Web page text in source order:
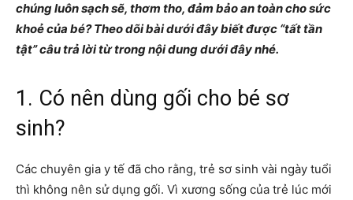
chúng luôn sạch sẽ, thơm tho, đảm bảo an toàn cho sức
khoẻ của bé? Theo dõi bài dưới đây biết được “tất tần
tật” câu trả lời từ trong nội dung dưới đây nhé.
1. Có nên dùng gối cho bé sơ
sinh?
Các chuyên gia y tế đã cho rằng, trẻ sơ sinh vài ngày tuổi
thì không nên sử dụng gối. Vì xương sống của trẻ lúc mới